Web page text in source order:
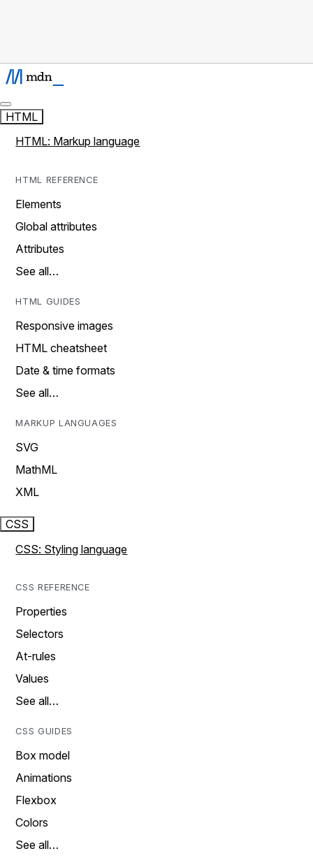
HTML
HTML: Markup language
HTML REFERENCE
Elements
Global attributes
Attributes
See all…
HTML GUIDES
Responsive images
HTML cheatsheet
Date & time formats
See all…
MARKUP LANGUAGES
SVG
MathML
XML
CSS
CSS: Styling language
CSS REFERENCE
Properties
Selectors
At-rules
Values
See all…
CSS GUIDES
Box model
Animations
Flexbox
Colors
See all…